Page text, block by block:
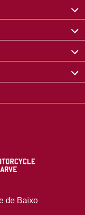
de Baixo